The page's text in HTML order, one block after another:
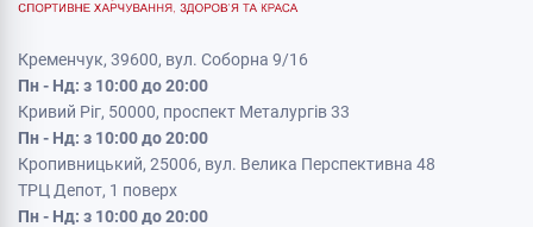
Кременчук, 39600, вул. Соборна 9/16
Пн - Нд: з 10:00 до 20:00
Кривий Ріг, 50000, проспект Металургів 33
Пн - Нд: з 10:00 до 20:00
Кропивницький, 25006, вул. Велика Перспективна 48
ТРЦ Депот, 1 поверх
Пн - Нд: з 10:00 до 20:00